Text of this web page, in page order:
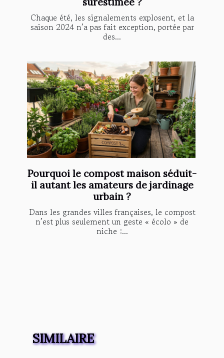
Chaque été, les signalements explosent, et la
saison 2024 n’a pas fait exception, portée par
des...
Pourquoi le compost maison séduit-
il autant les amateurs de jardinage
urbain ?
Dans les grandes villes françaises, le compost
n’est plus seulement un geste « écolo » de
niche :...
SIMILAIRE